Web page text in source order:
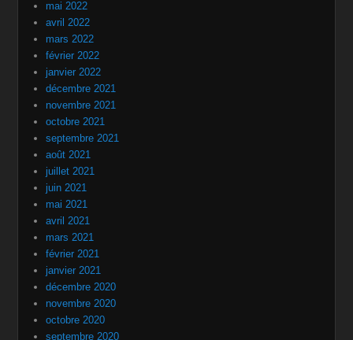
avril 2022
mars 2022
février 2022
janvier 2022
décembre 2021
novembre 2021
octobre 2021
septembre 2021
août 2021
juillet 2021
juin 2021
mai 2021
avril 2021
mars 2021
février 2021
janvier 2021
décembre 2020
novembre 2020
octobre 2020
septembre 2020